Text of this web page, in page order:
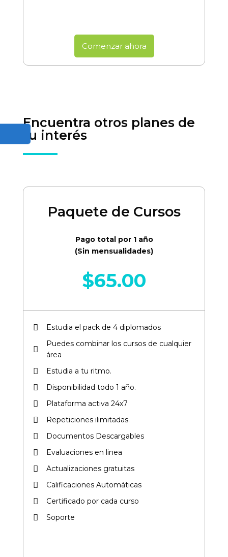
Comenzar ahora
Encuentra otros planes de
tu interés
Paquete de Cursos
Pago total por 1 año
(Sin mensualidades)
$65.00
Estudia el pack de 4 diplomados
Puedes combinar los cursos de cualquier
área​
Estudia a tu ritmo.
Disponibilidad todo 1 año.
Plataforma activa 24x7
Repeticiones ilimitadas.
Documentos Descargables
Evaluaciones en linea
Actualizaciones gratuitas
Calificaciones Automáticas
Certificado por cada curso​
Soporte